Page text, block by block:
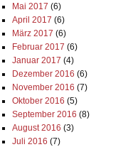
Mai 2017 (6)
April 2017 (6)
März 2017 (6)
Februar 2017 (6)
Januar 2017 (4)
Dezember 2016 (6)
November 2016 (7)
Oktober 2016 (5)
September 2016 (8)
August 2016 (3)
Juli 2016 (7)